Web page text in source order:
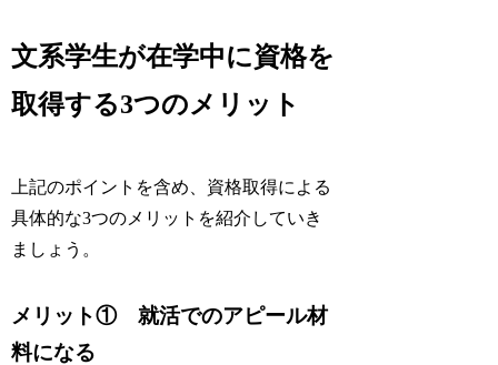
文系学生が在学中に資格を
取得する3つのメリット
上記のポイントを含め、資格取得による
具体的な3つのメリットを紹介していき
ましょう。
メリット① 就活でのアピール材
料になる